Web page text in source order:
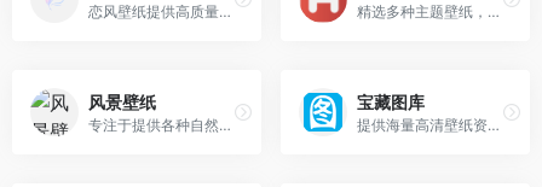
恋风壁纸提供高质量电脑壁纸和手机壁纸下载，让您的设备与众不同。免费壁纸，高清壁纸，美丽图片。 精选多种主题壁纸，涵盖风景、人物、动物、动漫等类型
风景壁纸
专注于提供各种自然风光和城市景观高清壁纸的平台
宝藏图库
提供海量高清壁纸资源，动漫、游戏、美女、风景等壁纸类型